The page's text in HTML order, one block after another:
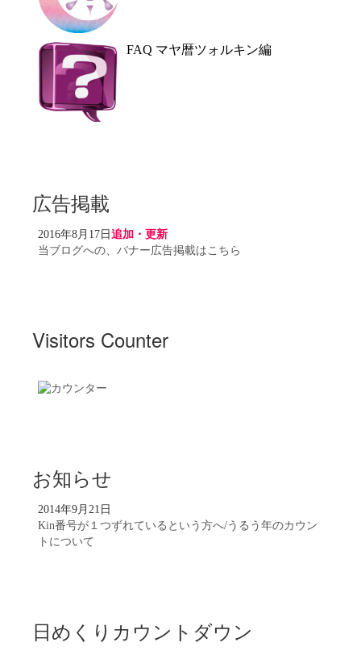
FAQ マヤ暦ツォルキン編
広告掲載
2016年8月17日 追加・更新
当ブログへの、バナー広告掲載はこちら
Visitors Counter
お知らせ
2014年9月21日
Kin番号が１つずれているという方へ/うるう年のカウン
トについて
日めくりカウントダウン